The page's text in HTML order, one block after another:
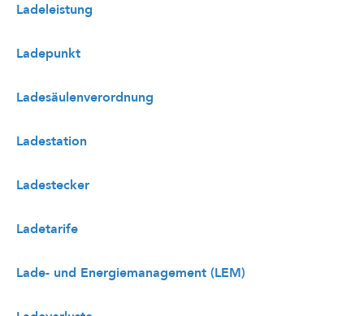
Ladeleistung
Ladepunkt
Ladesäulenverordnung
Ladestation
Ladestecker
Ladetarife
Lade- und Energiemanagement (LEM)